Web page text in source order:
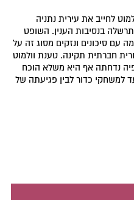
לחייב את עירית נתניה
בנסיבות הענין. השופט
עם סיכונים ונזקים מסוג זה על
חברתית תקינה. טענת וולמוט
נדחתה אף היא משלא הוכח
למשחקי כדור לבין פגיעתה של